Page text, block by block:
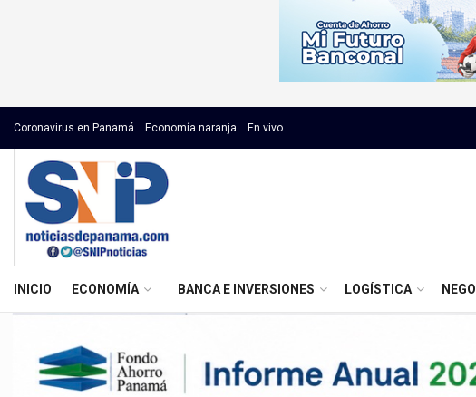
Coronavirus en Panamá Economía naranja En vivo
INICIO ECONOMÍA BANCA E INVERSIONES LOGÍSTICA